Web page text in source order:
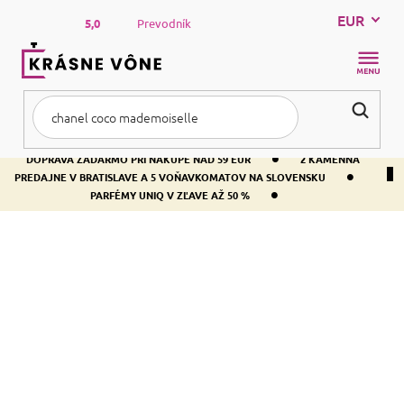
obsah
DOPRAVA ZADARMO PRI NÁKUPE NAD 59 EUR •
2 KAMENNÁ
PREDAJNE V BRATISLAVE A 5 VOŇAVKOMATOV NA SLOVENSKU
•
PARFÉMY UNIQ V ZĽAVE AŽ 50 % •
5,0 Prevodník EUR